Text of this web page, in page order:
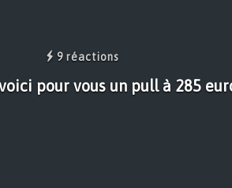
9 réactions
pour vous un pull à 285